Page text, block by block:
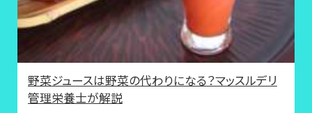
野菜ジュースは野菜の代わりになる？マッスルデリ
管理栄養士が解説